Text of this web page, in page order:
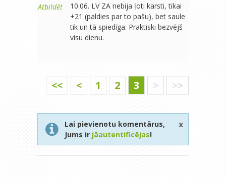
Atbildēt
10.06. LV ZA nebija ļoti karsti, tikai
+21 (paldies par to pašu), bet saule
tik un tā spiedīga. Praktiski bezvējš
visu dienu.
<< < 1 2 3 > >>
Lai pievienotu komentārus,
Jums ir jāautentificējas!
x